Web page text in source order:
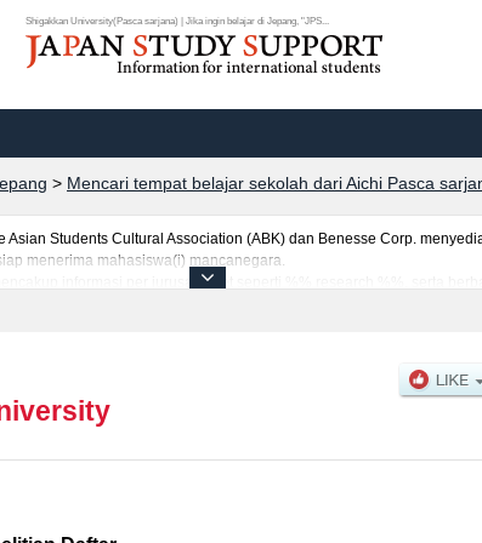
Shigakkan University(Pasca sarjana) | Jika ingin belajar di Jepang, "JPS...
> Mencari tempat belajar sekolah dari Aichi Pasca
Students Cultural Association (ABK) dan Benesse Corp.
menerima mahasiswa(i) mancanegara.
informasi per jurusan riset seperti %% research %%, serta